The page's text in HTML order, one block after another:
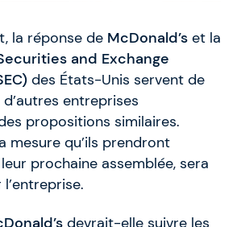
la réponse de McDonald’s et la
and Exchange
des États-Unis servent de
entreprises
propositions similaires.
mesure qu’ils prendront
prochaine assemblée, sera
devrait-elle suivre les